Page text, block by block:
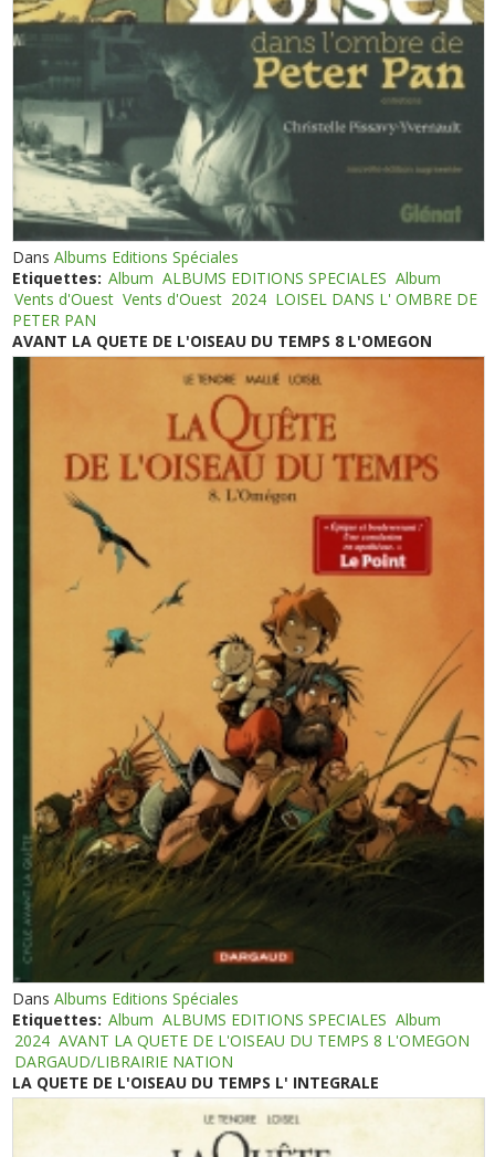
DansAlbums Editions Spéciales
Etiquettes: Album ALBUMS EDITIONS SPECIALES Album
Vents d'Ouest Vents d'Ouest 2024 LOISEL DANS L' OMBRE DE
PETER PAN
AVANT LA QUETE DE L'OISEAU DU TEMPS 8 L'OMEGON
DansAlbums Editions Spéciales
Etiquettes: Album ALBUMS EDITIONS SPECIALES Album
2024 AVANT LA QUETE DE L'OISEAU DU TEMPS 8 L'OMEGON
DARGAUD/LIBRAIRIE NATION
LA QUETE DE L'OISEAU DU TEMPS L' INTEGRALE